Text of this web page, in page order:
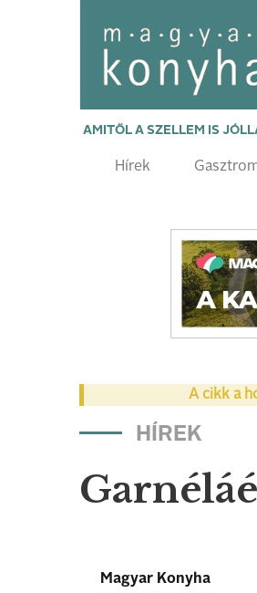
AMITŐL A SZELLEM IS
Hírek
A cikk a
HÍREK
Magyar Konyha